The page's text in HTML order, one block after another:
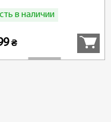
в наличии
₴